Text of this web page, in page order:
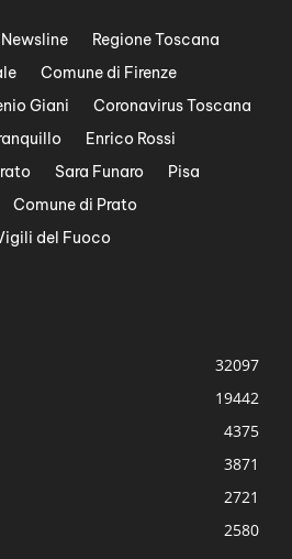
Newsline
Regione Toscana
Comune di Firenze
Giani
Coronavirus Toscana
Enrico Rossi
Sara Funaro
Pisa
Comune di Prato
del Fuoco
32097
19442
4375
3871
2721
2580